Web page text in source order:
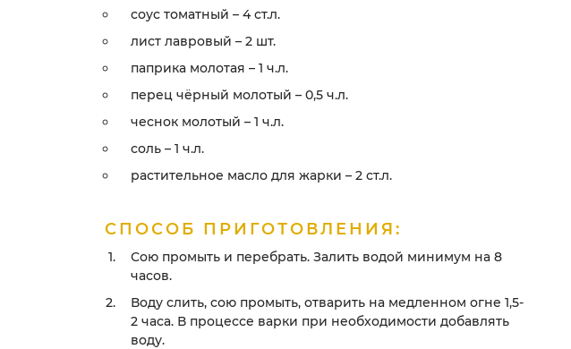
соус томатный – 4 ст.л.
лист лавровый – 2 шт.
паприка молотая – 1 ч.л.
перец чёрный молотый – 0,5 ч.л.
чеснок молотый – 1 ч.л.
соль – 1 ч.л.
растительное масло для жарки – 2 ст.л.
СПОСОБ ПРИГОТОВЛЕНИЯ:
Сою промыть и перебрать. Залить водой минимум на 8
часов.
Воду слить, сою промыть, отварить на медленном огне 1,5-
2 часа. В процессе варки при необходимости добавлять
воду.